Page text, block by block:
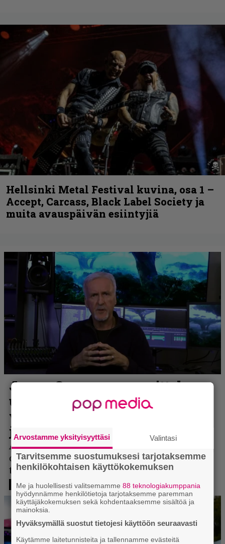
Hellsinki Metal Festival kuvina, osa 1 –
Accept, Carcass, Black Label Society ja
muita avauspäivän esiintyjiä
Arvostamme yksityisyyttäsi Valintasi
Tarvitsemme suostumuksesi tarjotaksemme
henkilökohtaisen käyttökokemuksen
Me ja huolellisesti valitsemamme88 teknologiakumppania
hyödynnämme henkilötietoja tarjotaksemme paremman
käyttäjäkokemuksen sekä kohdentaaksemme sisältöä ja
mainoksia.
Hyväksymällä suostut tietojesi käyttöön seuraavasti
Käytämme laitetunnisteita ja tallennamme evästeitä